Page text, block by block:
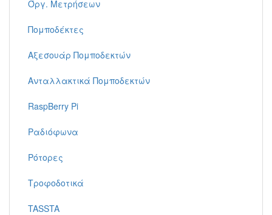
Όργ. Μετρήσεων
Πομποδέκτες
Αξεσουάρ Πομποδεκτών
Ανταλλακτικά Πομποδεκτών
RaspBerry Pi
Ραδιόφωνα
Ρότορες
Τροφοδοτικά
TASSTA